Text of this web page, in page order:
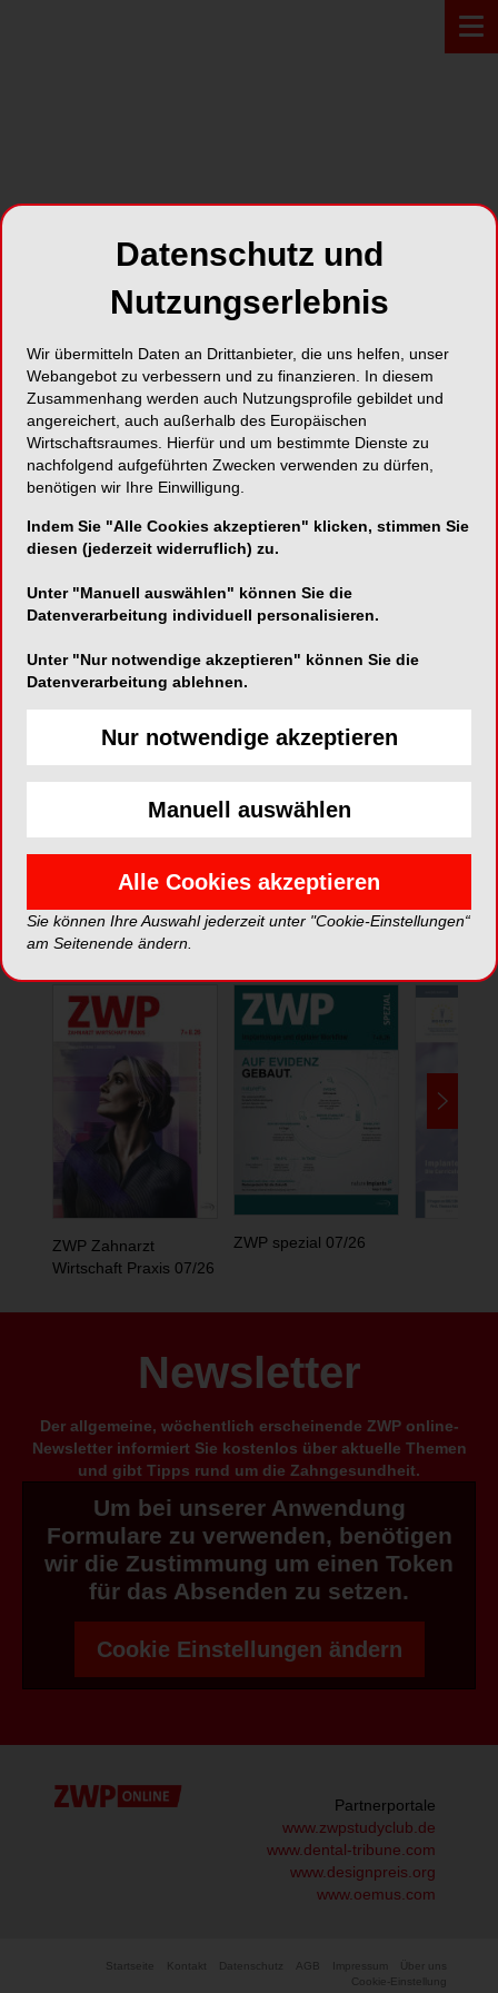
PROFIL*
Dema Dent AG
8303 Bassersdorf
Karte
Telefon:
0041 44838 6565
E-Mail:
info@demadent.ch
*Die Beiträge in dieser Rubrik stammen von den Anbietern und
spiegeln nicht die Meinung der Redaktion wider.
ePaper
ZWP Zahnarzt
Wirtschaft Praxis 07/26
ZWP spezial 07/26
Newsletter
Der allgemeine, wöchentlich erscheinende ZWP online-
Newsletter informiert Sie kostenlos über aktuelle Themen
und gibt Tipps rund um die Zahngesundheit.
Um bei unserer Anwendung
Formulare zu verwenden, benötigen
wir die Zustimmung um einen Token
für das Absenden zu setzen.
Cookie Einstellungen ändern
Partnerportale
www.zwpstudyclub.de
www.dental-tribune.com
www.designpreis.org
www.oemus.com
Startseite Kontakt Datenschutz AGB Impressum
Über uns
Cookie-Einstellung
Datenschutz und
Nutzungserlebnis
Wir übermitteln Daten an Drittanbieter, die uns helfen, unser
Webangebot zu verbessern und zu finanzieren. In diesem
Zusammenhang werden auch Nutzungsprofile gebildet und
angereichert, auch außerhalb des Europäischen
Wirtschaftsraumes. Hierfür und um bestimmte Dienste zu
nachfolgend aufgeführten Zwecken verwenden zu dürfen,
benötigen wir Ihre Einwilligung.
Indem Sie "Alle Cookies akzeptieren" klicken, stimmen Sie
diesen (jederzeit widerruflich) zu.
Unter "Manuell auswählen" können Sie die
Datenverarbeitung individuell personalisieren.
Unter "Nur notwendige akzeptieren" können Sie die
Datenverarbeitung ablehnen.
Nur notwendige akzeptieren
Manuell auswählen
Alle Cookies akzeptieren
Sie können Ihre Auswahl jederzeit unter "Cookie-Einstellungen“
am Seitenende ändern.